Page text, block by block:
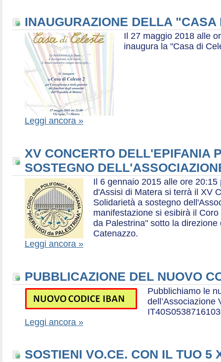
INAUGURAZIONE DELLA
Il 27 maggio 2018 alle
inaugura la "Casa di
Leggi ancora »
XV CONCERTO DELL'EPIFANIA
SOSTEGNO
Il 6 gennaio 2015 alle ore
d'Assisi di Matera si terrà il XV
Solidarietà a sostegno
manifestazione si esibirà il
da Palestrina" sotto la
Catenazzo.
Leggi ancora »
PUBBLICAZIONE DEL NUOVO
Pubblichiamo le
dell’Associazione
Leggi ancora »
SOSTIENI VO.CE. CON IL TUO 5